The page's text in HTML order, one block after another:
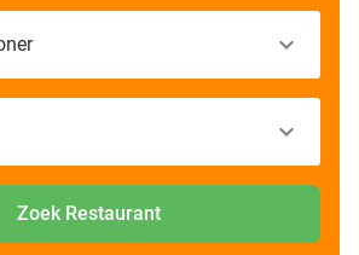
Zoek Restaurant